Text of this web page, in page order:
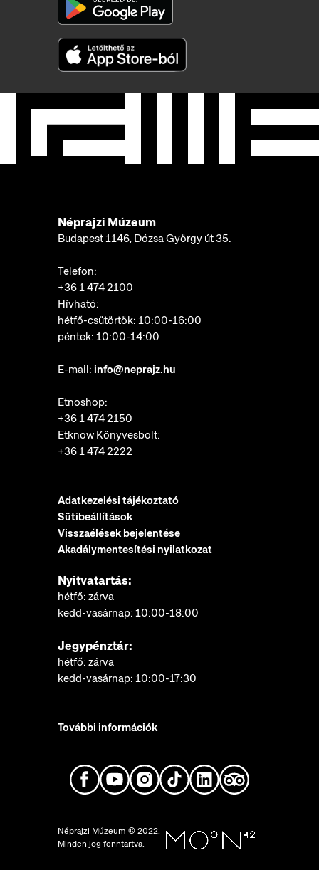
Néprajzi Múzeum
Budapest 1146, Dózsa György út 35.
Telefon:
+36 1 474 2100
Hívható:
hétfő-csütörtök: 10:00-16:00
péntek: 10:00-14:00
E-mail: info@neprajz.hu
Etnoshop:
+36 1 474 2150
Etknow Könyvesbolt:
+36 1 474 2222
Adatkezelési tájékoztató
Sütibeállítások
Visszaélések bejelentése
Akadálymentesítési nyilatkozat
Nyitvatartás:
hétfő: zárva
kedd-vasárnap: 10:00-18:00
Jegypénztár:
hétfő: zárva
kedd-vasárnap: 10:00-17:30
További információk
Néprajzi Múzeum © 2022.
Minden jog fenntartva.